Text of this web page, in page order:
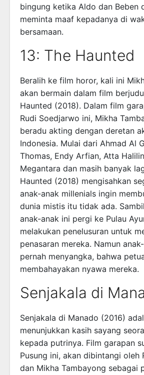
bingung ketika Aldo dan Beben
meminta maaf kepadanya di
bersamaan.
13: The Haunted
Beralih ke film horor, kali ini
akan bermain dalam film
Haunted (2018). Dalam film
Rudi Soedjarwo ini, Mikha
beradu akting dengan deretan
Indonesia. Mulai dari Ahmad Al
Thomas, Endy Arfian, Atta
Megantara dan masih banyak
Haunted (2018) mengisahkan
anak-anak millenials ingin
dunia mistis itu tidak ada.
anak-anak ini pergi ke Pulau
melakukan penelusuran untuk
penasaran mereka. Namun
pernah menyangka, bahwa
membahayakan nyawa mereka.
Senjakala di
Senjakala di Manado (2016)
menunjukkan kasih sayang
kepada putrinya. Film garapan
Pusung ini, akan dibintangi oleh
dan Mikha Tambayong sebagai